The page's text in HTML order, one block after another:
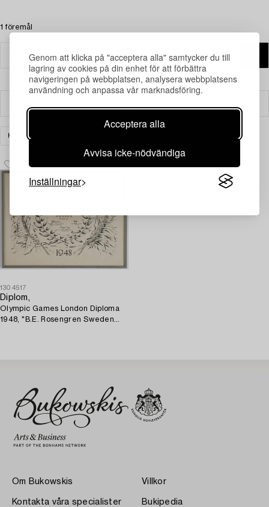
Genom att klicka på "acceptera alla" samtycker du till
lagring av cookies på din enhet för att förbättra
navigeringen på webbplatsen, analysera webbplatsens
användning och anpassa vår marknadsföring.
Acceptera alla
Avvisa icke-nödvändiga
Inställningar
1 föremål
KONST
1304517
Diplom,
Olympic Games London Diploma
1948, "B.E. Rosengren Sweden
Om Bukowskis
Kontakta våra specialister
Villkor
Bukipedia